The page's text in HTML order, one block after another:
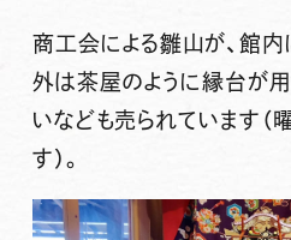
商工会による雛山が、館内
外は茶屋のように縁台が
いなども売られています（
す）。